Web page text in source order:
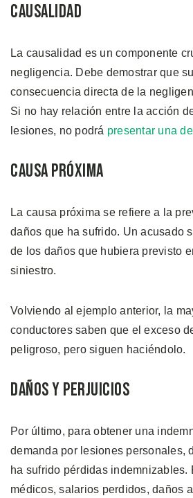
Causalidad
La causalidad es un componente
negligencia. Debe demostrar que
consecuencia directa de la
Si no hay relación entre la acción
lesiones, no podrá presentar una
Causa Próxima
La causa próxima se refiere a la
daños que ha sufrido. Un acusado
de los daños que hubiera previsto
siniestro.
Volviendo al ejemplo anterior, la
conductores saben que el exceso
peligroso, pero siguen haciéndolo.
Daños y Perjuicios
Por último, para obtener una
demanda por lesiones personales,
ha sufrido pérdidas indemnizables.
médicos, salarios perdidos, daños